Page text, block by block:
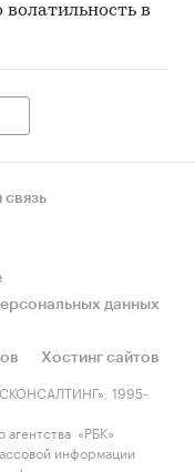
в
данных
Хостинг сайтов
1995-
«РБК»
информации